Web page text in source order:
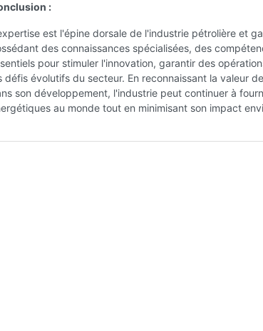
:
est l'épine dorsale de l'industrie pétrolière et
des connaissances spécialisées, des
pour stimuler l'innovation, garantir des
défis évolutifs du secteur. En reconnaissant la valeur
son développement, l'industrie peut continuer à
au monde tout en minimisant son impact